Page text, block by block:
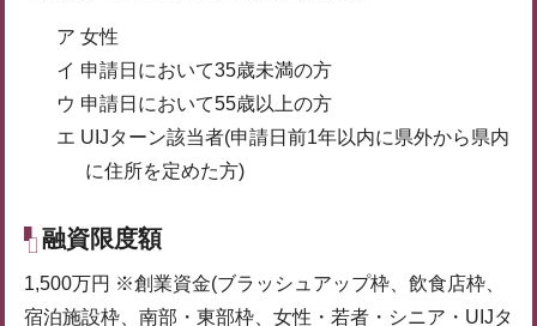
ア 女性
イ 申請日において35歳未満の方
ウ 申請日において55歳以上の方
エ UIJターン該当者(申請日前1年以内に県外から県内
に住所を定めた方)
融資限度額
1,500万円 ※創業資金(ブラッシュアップ枠、飲食店枠、
宿泊施設枠、南部・東部枠、女性・若者・シニア・UIJタ